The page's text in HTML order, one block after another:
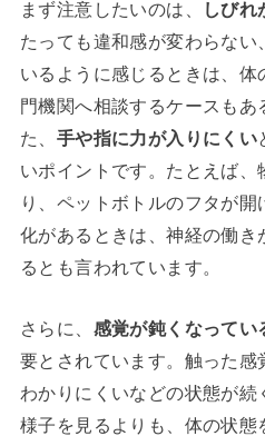
まず注意したいのは、 しびれ
たっても違和感が変わらな
いるように感じるときは、
門機関へ相談するケースもあ
た、 手や指に力が入りにくい
いポイントです。たとえば、
り、ペットボトルのフタが
化があるときは、神経の働
るとも言われています。
さらに、 感覚が鈍くなってい
要とされています。触った
わかりにくいなどの状態が
様子を見るよりも、体の状態